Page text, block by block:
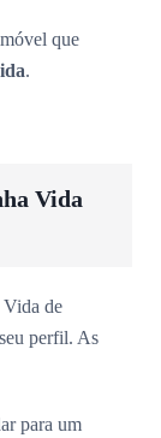
que
.
Vida
Vida de
perfil. As
para um